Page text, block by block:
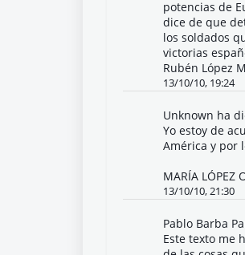
potencias de
dice de que
los soldados
victorias
Rubén López
13/10/10, 19:24
Unknown ha
Yo estoy de
América y por
MARÍA LÓPEZ
13/10/10, 21:30
Pablo Barba
Este texto me